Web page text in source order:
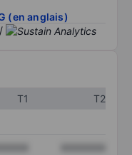
(en anglais)
/
T1
T2